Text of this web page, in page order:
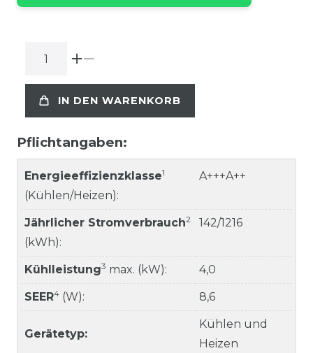
IN DEN WARENKORB
Pflichtangaben:
Energieeffizienzklasse1
(Kühlen/Heizen):
A+++A++
Jährlicher Stromverbrauch2
(kWh):
142/1216
Kühlleistung3 max. (kW): 4,0
SEER4 (W): 8,6
Gerätetyp:
Kühlen und
Heizen